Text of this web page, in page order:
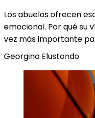
Los abuelos ofrecen
emocional. Por qué su
vez más importante
Georgina Elustondo